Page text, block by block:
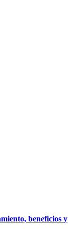
beneficios y